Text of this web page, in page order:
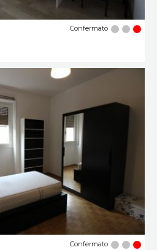
Confermato
Confermato